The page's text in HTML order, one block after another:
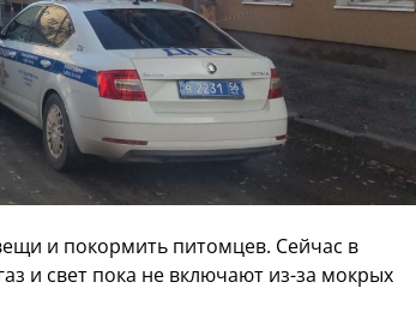
и покормить питомцев. Сейчас в
и свет пока не включают из-за мокрых